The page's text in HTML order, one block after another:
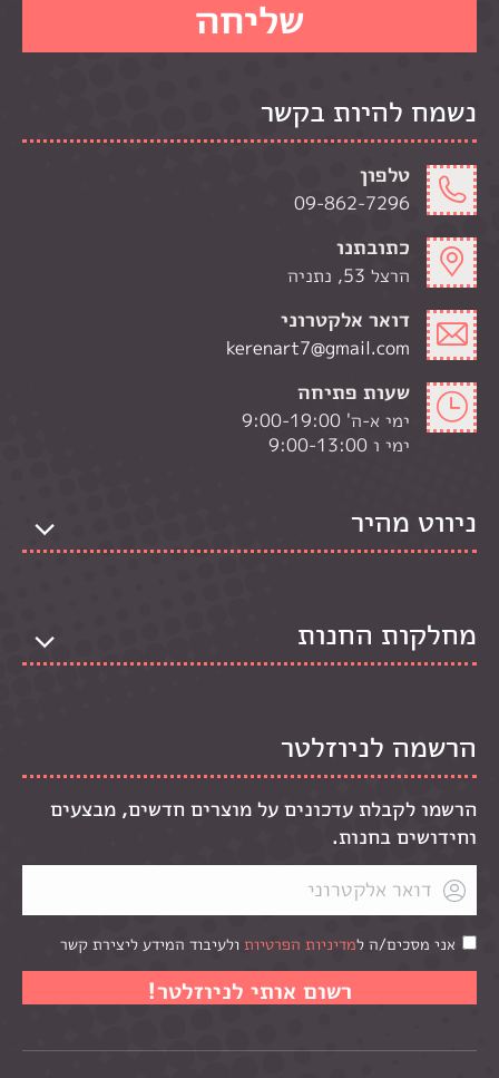
נשמח להיות בקשר
טלפון
09-862-7296
כתובתנו
הרצל 53, נתניה
דואר אלקטרוני
kerenart7@gmail.com
שעות פתיחה
ימי א-ה' 9:00-19:00
ימי ו 9:00-13:00
ניווט מהיר
מחלקות החנות
הרשמה לניוזלטר
הרשמו לקבלת עדכונים על מוצרים חדשים, מבצעים
וחידושים בחנות.
אני מסכים/ה למדיניות הפרטיות ולעיבוד המידע ליצירת קשר